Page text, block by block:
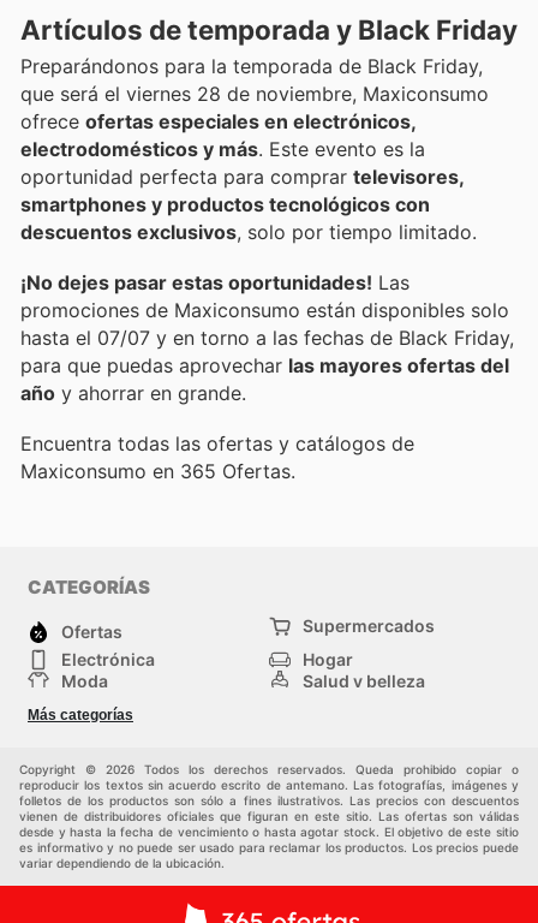
Artículos de temporada y Black Friday
Preparándonos para la temporada de Black Friday,
que será el viernes 28 de noviembre, Maxiconsumo
ofrece ofertas especiales en electrónicos,
electrodomésticos y más. Este evento es la
oportunidad perfecta para comprar televisores,
smartphones y productos tecnológicos con
descuentos exclusivos, solo por tiempo limitado.
¡No dejes pasar estas oportunidades! Las
promociones de Maxiconsumo están disponibles solo
hasta el 07/07 y en torno a las fechas de Black Friday,
para que puedas aprovechar las mayores ofertas del
año y ahorrar en grande.
Encuentra todas las ofertas y catálogos de
Maxiconsumo en 365 Ofertas.
CATEGORÍAS
Ofertas
Supermercados
Electrónica
Hogar
Moda
Salud y belleza
Deportes
Más categorías
Copyright © 2026 Todos los derechos reservados. Queda prohibido copiar o
reproducir los textos sin acuerdo escrito de antemano. Las fotografías, imágenes y
folletos de los productos son sólo a fines ilustrativos. Las precios con descuentos
vienen de distribuidores oficiales que figuran en este sitio. Las ofertas son válidas
desde y hasta la fecha de vencimiento o hasta agotar stock. El objetivo de este sitio
es informativo y no puede ser usado para reclamar los productos. Los precios puede
variar dependiendo de la ubicación.